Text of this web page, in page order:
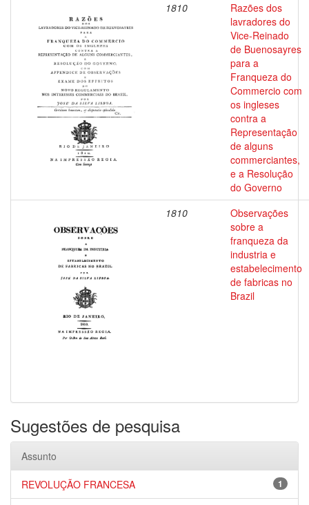
1810
Razões dos
lavradores do
Vice-Reinado
de Buenosayres
para a
Franqueza do
Commercio com
os ingleses
contra a
Representação
de alguns
commerciantes,
e a Resolução
do Governo
1810
Observações
sobre a
franqueza da
industria e
estabelecimento
de fabricas no
Brazil
Sugestões de pesquisa
Assunto
1
REVOLUÇÃO FRANCESA